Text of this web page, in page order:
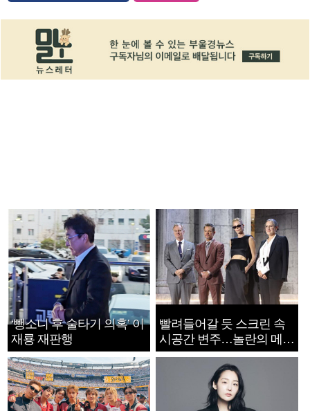
‘뺑소니 후 술타기 의혹’ 이
재룡 재판행
빨려들어갈 듯 스크린 속
시공간 변주…놀란의 메시
지는 ‘전쟁 속죄’